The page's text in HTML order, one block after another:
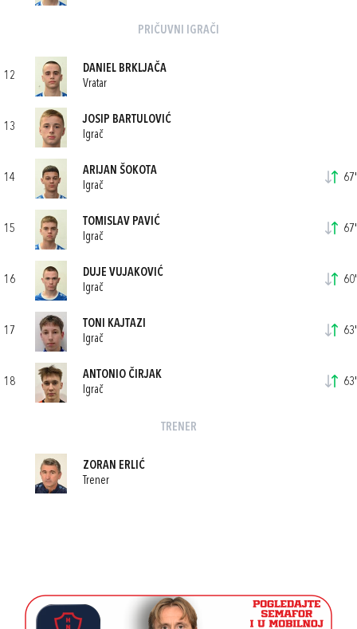
PRIČUVNI IGRAČI
12
DANIEL BRKLJAČA
Vratar
13
JOSIP BARTULOVIĆ
Igrač
14
ARIJAN ŠOKOTA
Igrač
67'
15
TOMISLAV PAVIĆ
Igrač
67'
16
DUJE VUJAKOVIĆ
Igrač
60'
17
TONI KAJTAZI
Igrač
63'
18
ANTONIO ČIRJAK
Igrač
63'
TRENER
ZORAN ERLIĆ
Trener